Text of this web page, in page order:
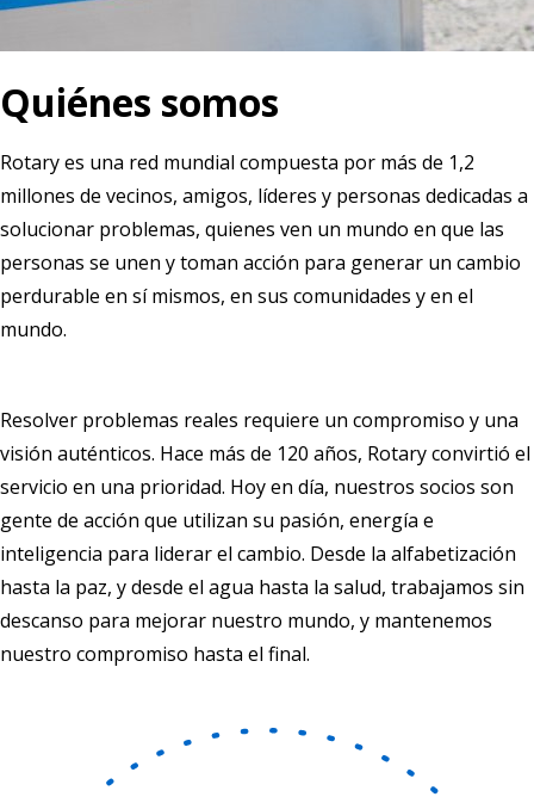
Quiénes somos
Rotary es una red mundial compuesta por más de 1,2
millones de vecinos, amigos, líderes y personas dedicadas a
solucionar problemas, quienes ven un mundo en que las
personas se unen y toman acción para generar un cambio
perdurable en sí mismos, en sus comunidades y en el
mundo.
Resolver problemas reales requiere un compromiso y una
visión auténticos. Hace más de 120 años, Rotary convirtió el
servicio en una prioridad. Hoy en día, nuestros socios son
gente de acción que utilizan su pasión, energía e
inteligencia para liderar el cambio. Desde la alfabetización
hasta la paz, y desde el agua hasta la salud, trabajamos sin
descanso para mejorar nuestro mundo, y mantenemos
nuestro compromiso hasta el final.